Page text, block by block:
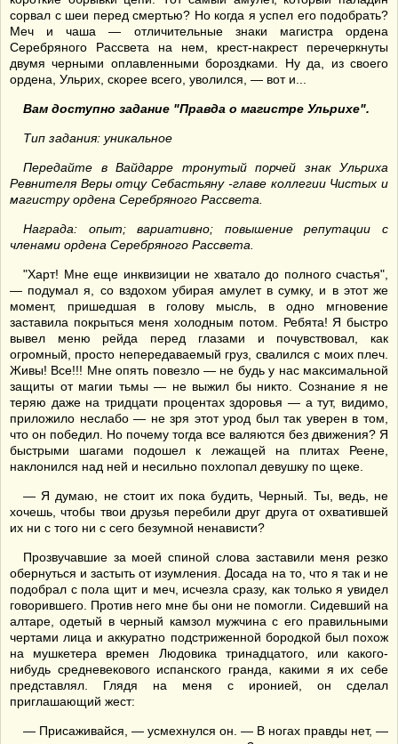
сорвал с шеи перед смертью? Но когда я успел его подобрать?
Меч и чаша — отличительные знаки магистра ордена
Серебряного Рассвета на нем, крест-накрест перечеркнуты
двумя черными оплавленными бороздками. Ну да, из своего
ордена, Ульрих, скорее всего, уволился, — вот и...
Вам доступно задание "Правда о магистре Ульрихе".
Тип задания: уникальное
Передайте в Вайдарре тронутый порчей знак Ульриха
Ревнителя Веры отцу Себастьяну -главе коллегии Чистых и
магистру ордена Серебряного Рассвета.
Награда: опыт; вариативно; повышение репутации с
членами ордена Серебряного Рассвета.
"Харт! Мне еще инквизиции не хватало до полного счастья",
— подумал я, со вздохом убирая амулет в сумку, и в этот же
момент, пришедшая в голову мысль, в одно мгновение
заставила покрыться меня холодным потом. Ребята! Я быстро
вывел меню рейда перед глазами и почувствовал, как
огромный, просто непередаваемый груз, свалился с моих плеч.
Живы! Все!!! Мне опять повезло — не будь у нас максимальной
защиты от магии тьмы — не выжил бы никто. Сознание я не
теряю даже на тридцати процентах здоровья — а тут, видимо,
приложило неслабо — не зря этот урод был так уверен в том,
что он победил. Но почему тогда все валяются без движения? Я
быстрыми шагами подошел к лежащей на плитах Реене,
наклонился над ней и несильно похлопал девушку по щеке.
— Я думаю, не стоит их пока будить, Черный. Ты, ведь, не
хочешь, чтобы твои друзья перебили друг друга от охватившей
их ни с того ни с сего безумной ненависти?
Прозвучавшие за моей спиной слова заставили меня резко
обернуться и застыть от изумления. Досада на то, что я так и не
подобрал с пола щит и меч, исчезла сразу, как только я увидел
говорившего. Против него мне бы они не помогли. Сидевший на
алтаре, одетый в черный камзол мужчина с его правильными
чертами лица и аккуратно подстриженной бородкой был похож
на мушкетера времен Людовика тринадцатого, или какого-
нибудь средневекового испанского гранда, какими я их себе
представлял. Глядя на меня с иронией, он сделал
приглашающий жест:
— Присаживайся, — усмехнулся он. — В ногах правды нет, —